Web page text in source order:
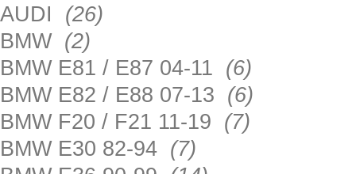
AUDI (26)
BMW (2)
BMW E81 / E87 04-11 (6)
BMW E82 / E88 07-13 (6)
BMW F20 / F21 11-19 (7)
BMW E30 82-94 (7)